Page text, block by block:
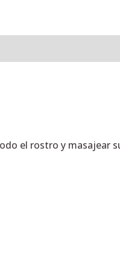
el rostro y masajear